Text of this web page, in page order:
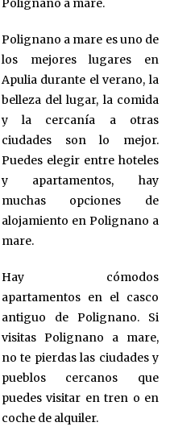
Polignano a mare.
Polignano a mare es uno de
los mejores lugares en
Apulia durante el verano, la
belleza del lugar, la comida
y la cercanía a otras
ciudades son lo mejor.
Puedes elegir entre hoteles
y apartamentos, hay
muchas opciones de
alojamiento en Polignano a
mare.
Hay cómodos
apartamentos en el casco
antiguo de Polignano. Si
visitas Polignano a mare,
no te pierdas las ciudades y
pueblos cercanos que
puedes visitar en tren o en
coche de alquiler.